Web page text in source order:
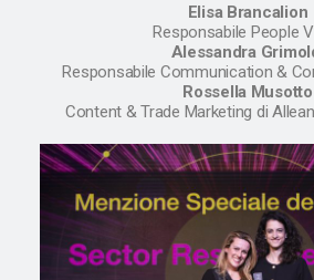
Elisa Brancalion
Responsabile People
Alessandra
Responsabile Communication &
Rossella Musotto
Content & Trade Marketing di